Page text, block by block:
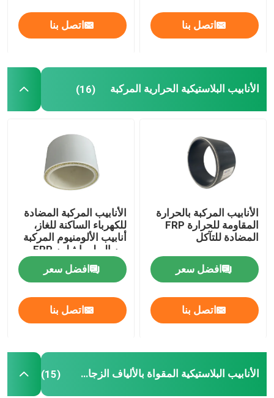
اتصل بنا اتصل بنا
الأنابيب البلاستيكية الحرارية المركبة (16)
الأنابيب المركبة بالحرارة
المقاومة للحرارة FRP
المضادة للتآكل
افضل سعر
اتصل بنا
الأنابيب المركبة المضادة
للكهرباء الساكنة للغاز،
أنابيب الألومنيوم المركبة
من البولي إيثيلين FRP
افضل سعر
اتصل بنا
الأنابيب البلاستيكية المقواة بالألياف الزجاجية (15)